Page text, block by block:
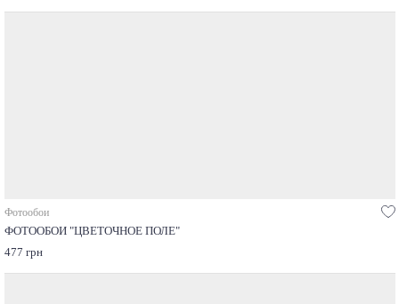
Фотообои
ФОТООБОИ "ЦВЕТОЧНОЕ ПОЛЕ"
477 грн